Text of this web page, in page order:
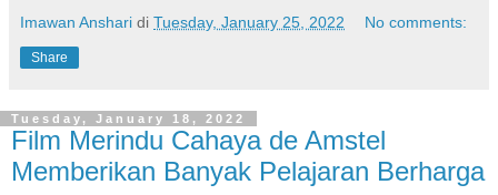
Imawan Anshari di Tuesday, January 25, 2022 No comments:
Share
Tuesday, January 18, 2022
Film Merindu Cahaya de Amstel
Memberikan Banyak Pelajaran Berharga